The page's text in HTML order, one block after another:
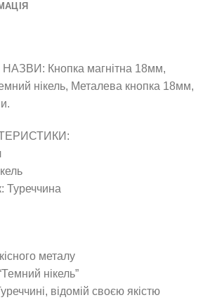
Кнопка магнітна 18мм,
нікель, Металева кнопка 18мм,
Туреччина
металу
нікель”
відомій своєю якістю